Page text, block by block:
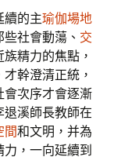
續的主瑜伽場地
社會動蕩、 交
精力的焦點，
幹澄清正統，
會次序才會逐漸
退溪師長教師在
間和文明，并為
，一向延續到